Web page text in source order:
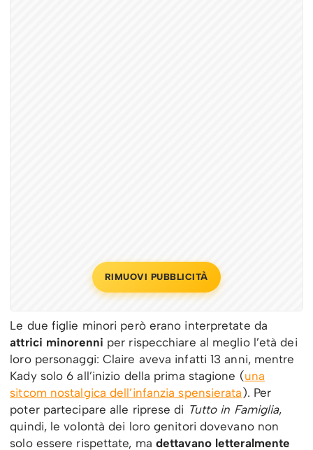
RIMUOVI PUBBLICITÀ
Le due figlie minori però erano interpretate da
attrici minorenni per rispecchiare al meglio l’età dei
loro personaggi: Claire aveva infatti 13 anni, mentre
Kady solo 6 all’inizio della prima stagione (una
sitcom nostalgica dell’infanzia spensierata). Per
poter partecipare alle riprese di Tutto in Famiglia,
quindi, le volontà dei loro genitori dovevano non
solo essere rispettate, ma dettavano letteralmente